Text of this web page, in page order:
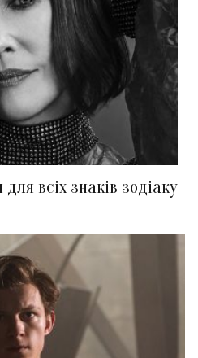
всіх знаків зодіаку